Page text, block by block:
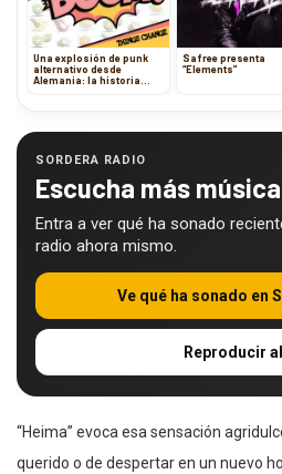
Una explosión de punk
alternativo desde
Alemania: la historia
Safree presenta
“Elements”
SORDERA RADIO
Escucha más
Entra a ver qué ha sonado
radio ahora mismo.
Ve qué ha sonado en
Reproducir
“Heima” evoca esa sensación
querido o de despertar en un nuevo